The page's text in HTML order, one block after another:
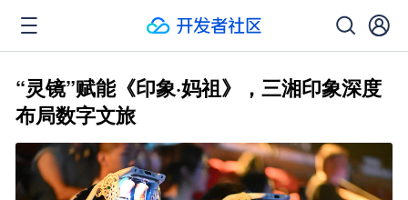
“灵镜”赋能《印象·妈祖》，三湘印象深度
布局数字文旅